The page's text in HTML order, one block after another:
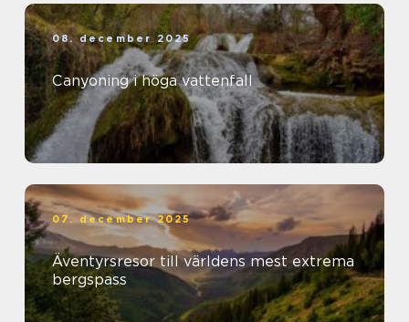
08. december 2025
Canyoning i höga vattenfall
07. december 2025
Äventyrsresor till världens mest extrema
bergspass